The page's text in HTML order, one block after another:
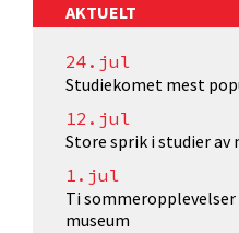
AKTUELT
24.jul
Studiekomet mest
12.jul
Store sprik i studier av
1.jul
Ti
museum